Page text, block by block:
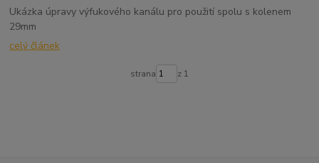
Ukázka úpravy výfukového kanálu pro použití spolu s kolenem
29mm
celý článek
strana z 1